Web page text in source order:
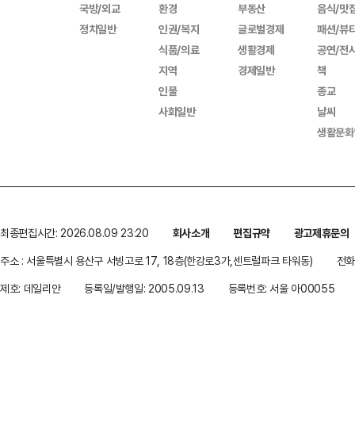
국방/외교
정치일반
환경
인권/복지
식품/의료
지역
인물
사회일반
부동산
글로벌경제
생활경제
경제일반
음식/맛
패션/뷰
공연/전
책
종교
날씨
생활문
최종편집시간: 2026.08.09 23:20 회사소개 편집규약
광고제휴문의
주소 : 서울특별시 용산구 서빙고로 17, 18층(한강로3가,센트럴파크 타워동)
전
제호: 데일리안
등록일/발행일: 2005.09.13 등록번호: 서울 아00055